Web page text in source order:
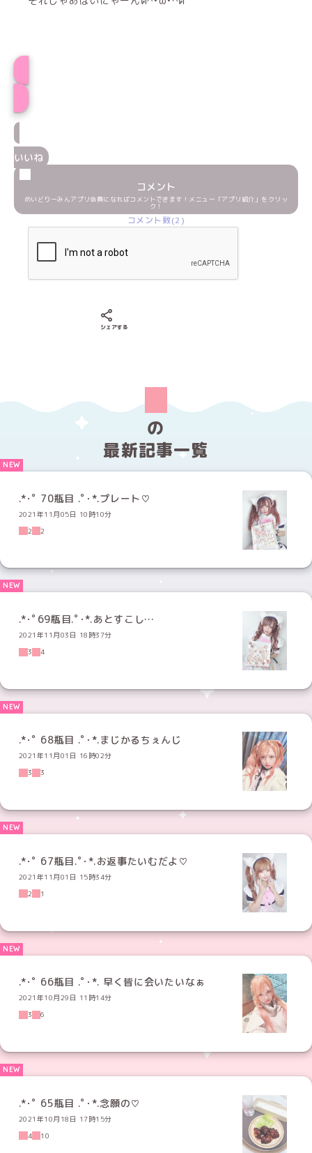
いいね
コメント
めいどりーみんアプリ会員になればコメントできます！メニュー「アプリ紹介」をクリッ
ク！
コメント数(2)
シェアする
の
最新記事一覧
.*･ﾟ 70瓶目 .ﾟ･*.プレート♡
2021年11月05日 10時10分
2
2
.*･ﾟ69瓶目.ﾟ･*.あとすこし…
2021年11月03日 18時37分
3
4
.*･ﾟ 68瓶目 .ﾟ･*.まじかるちぇんじ
2021年11月01日 16時02分
3
3
.*･ﾟ 67瓶目.ﾟ･*.お返事たいむだよ♡
2021年11月01日 15時34分
2
1
.*･ﾟ 66瓶目 .ﾟ･*. 早く皆に会いたいなぁ
2021年10月29日 11時14分
3
6
.*･ﾟ 65瓶目 .ﾟ･*.念願の♡
2021年10月18日 17時15分
4
10